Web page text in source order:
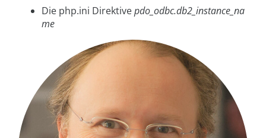
Die php.ini Direktivepdo_odbc.db2_instance_na
me